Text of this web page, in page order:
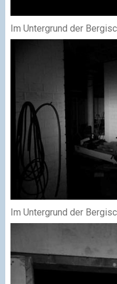
Im Untergrund der
Im Untergrund der